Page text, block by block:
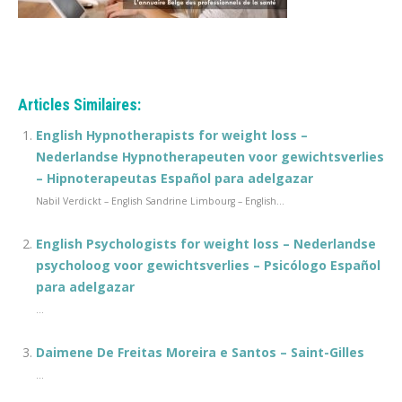
Articles Similaires:
English Hypnotherapists for weight loss –
Nederlandse Hypnotherapeuten voor gewichtsverlies
– Hipnoterapeutas Español para adelgazar
Nabil Verdickt – English Sandrine Limbourg – English...
English Psychologists for weight loss – Nederlandse
psycholoog voor gewichtsverlies – Psicólogo Español
para adelgazar
...
Daimene De Freitas Moreira e Santos – Saint-Gilles
...